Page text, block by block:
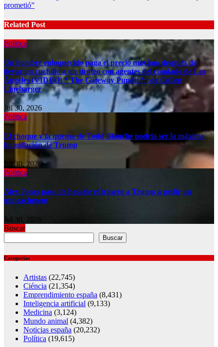
prometió”
Related Post
Política
Un hombre enloquecido paga el precio máximo después de
llevar un cuchillo a un tiroteo con agentes del condado de Los
Ángeles (VIDEO) * The Gateway Pundit * por Cullen
Linebarger
Jul 30, 2026
Política
El choque y la quema de Todd Blanche podría ser la máxima
humillación de Trump
Jul 30, 2026
Política
Alex Jones pasa de besarle el trasero a Trump a pedir un
impeachment
Jul 30, 2026
Buscar
Buscar
Categorías
Artistas (22,745)
Ciéncia (21,354)
Emprendimiento españa (8,431)
Inteligencia artificial (9,133)
Medicina (3,124)
Mundo animal (4,382)
Noticias españa (20,232)
Política (19,615)